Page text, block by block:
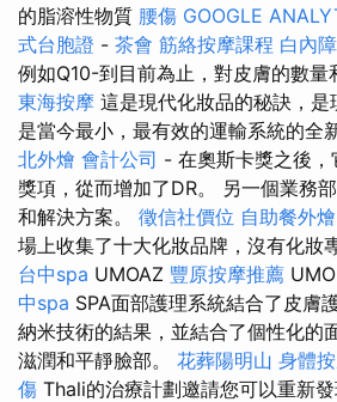
的脂溶性物質 腰傷 GOOGLE
式台胞證 - 茶會 筋絡按摩課程 白內
例如Q10-到目前為止，對皮膚的數量
東海按摩 這是現代化妝品的秘訣，是
是當今最小，最有效的運輸系統的全
北外燴 會計公司 - 在奧斯卡獎之後
獎項，從而增加了DR。 另一個業務
和解決方案。 徵信社價位 自助餐外燴
場上收集了十大化妝品牌，沒有化妝
台中spa UMOAZ 豐原按摩推薦 UMO
中spa SPA面部護理系統結合了皮膚
納米技術的結果，並結合了個性化的
滋潤和平靜臉部。 花葬陽明山 身體
傷 Thali的治療計劃邀請您可以重新發